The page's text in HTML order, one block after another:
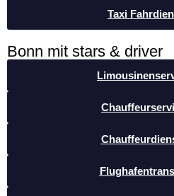
Taxi
Bonn mit stars & driver